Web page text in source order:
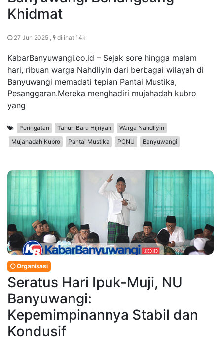
Khidmat
27 Jun 2025 , dilihat 14k
KabarBanyuwangi.co.id – Sejak sore hingga malam
hari, ribuan warga Nahdliyin dari berbagai wilayah di
Banyuwangi memadati tepian Pantai Mustika,
Pesanggaran.Mereka menghadiri mujahadah kubro
yang
Peringatan Tahun Baru Hijriyah
Warga Nahdliyin
Mujahadah Kubro
Pantai Mustika PCNU Banyuwangi
Organisasi
Seratus Hari Ipuk-Muji, NU
Banyuwangi:
Kepemimpinannya Stabil dan
Kondusif